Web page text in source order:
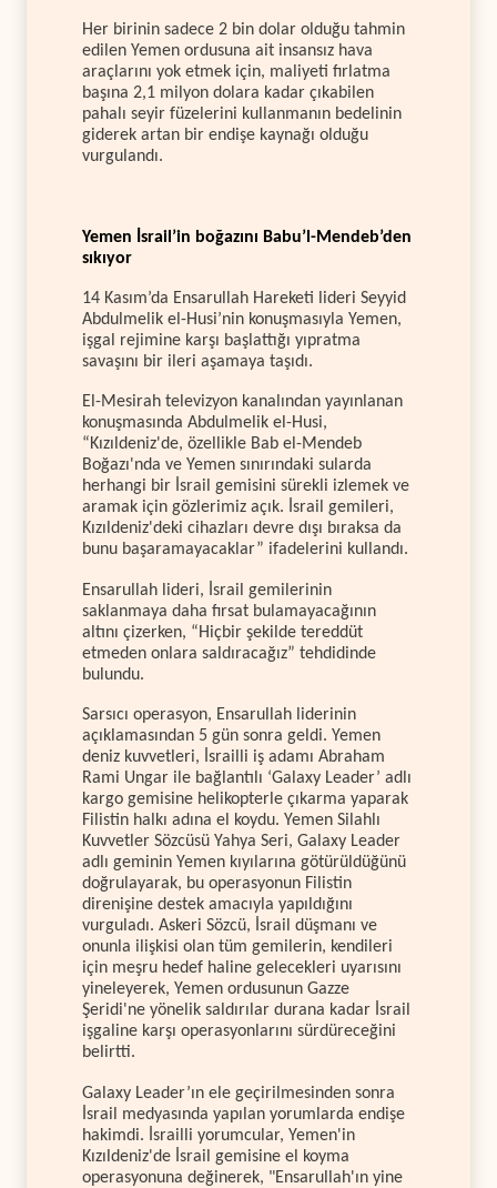
Her birinin sadece 2 bin dolar olduğu tahmin
edilen Yemen ordusuna ait insansız hava
araçlarını yok etmek için, maliyeti fırlatma
başına 2,1 milyon dolara kadar çıkabilen
pahalı seyir füzelerini kullanmanın bedelinin
giderek artan bir endişe kaynağı olduğu
vurgulandı.
Yemen İsrail’in boğazını Babu’l-Mendeb’den
sıkıyor
14 Kasım’da Ensarullah Hareketi lideri Seyyid
Abdulmelik el-Husi’nin konuşmasıyla Yemen,
işgal rejimine karşı başlattığı yıpratma
savaşını bir ileri aşamaya taşıdı.
El-Mesirah televizyon kanalından yayınlanan
konuşmasında Abdulmelik el-Husi,
“Kızıldeniz'de, özellikle Bab el-Mendeb
Boğazı'nda ve Yemen sınırındaki sularda
herhangi bir İsrail gemisini sürekli izlemek ve
aramak için gözlerimiz açık. İsrail gemileri,
Kızıldeniz'deki cihazları devre dışı bıraksa da
bunu başaramayacaklar” ifadelerini kullandı.
Ensarullah lideri, İsrail gemilerinin
saklanmaya daha fırsat bulamayacağının
altını çizerken, “Hiçbir şekilde tereddüt
etmeden onlara saldıracağız” tehdidinde
bulundu.
Sarsıcı operasyon, Ensarullah liderinin
açıklamasından 5 gün sonra geldi. Yemen
deniz kuvvetleri, İsrailli iş adamı Abraham
Rami Ungar ile bağlantılı ‘Galaxy Leader’ adlı
kargo gemisine helikopterle çıkarma yaparak
Filistin halkı adına el koydu. Yemen Silahlı
Kuvvetler Sözcüsü Yahya Seri, Galaxy Leader
adlı geminin Yemen kıyılarına götürüldüğünü
doğrulayarak, bu operasyonun Filistin
direnişine destek amacıyla yapıldığını
vurguladı. Askeri Sözcü, İsrail düşmanı ve
onunla ilişkisi olan tüm gemilerin, kendileri
için meşru hedef haline gelecekleri uyarısını
yineleyerek, Yemen ordusunun Gazze
Şeridi'ne yönelik saldırılar durana kadar İsrail
işgaline karşı operasyonlarını sürdüreceğini
belirtti.
Galaxy Leader’ın ele geçirilmesinden sonra
İsrail medyasında yapılan yorumlarda endişe
hakimdi. İsrailli yorumcular, Yemen'in
Kızıldeniz'de İsrail gemisine el koyma
operasyonuna değinerek, "Ensarullah'ın yine